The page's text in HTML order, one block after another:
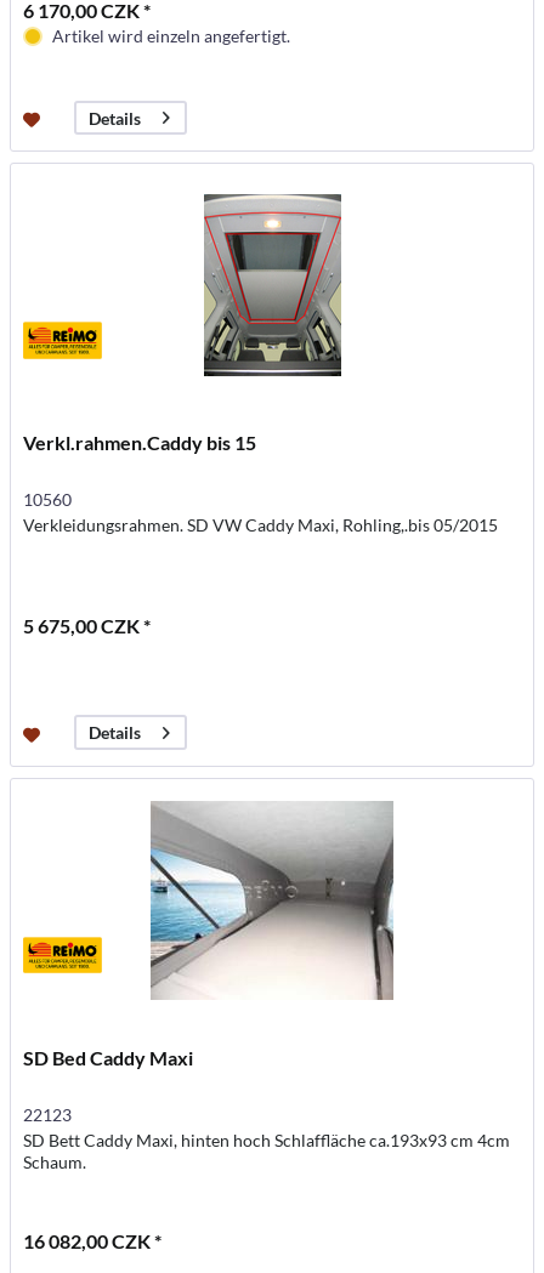
6 170,00 CZK *
Artikel wird einzeln angefertigt.
Details
Verkl.rahmen.Caddy bis 15
10560
Verkleidungsrahmen. SD VW Caddy Maxi, Rohling,.bis 05/2015
5 675,00 CZK *
Details
SD Bed Caddy Maxi
22123
SD Bett Caddy Maxi, hinten hoch Schlaffläche ca.193x93 cm 4cm
Schaum.
16 082,00 CZK *